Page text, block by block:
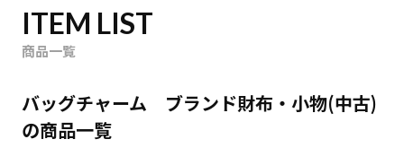
ITEM LIST
商品一覧
バッグチャーム ブランド財布・小物(中古)
の商品一覧